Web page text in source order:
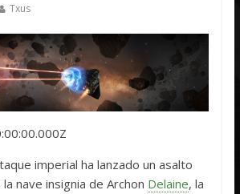
Txus
imperial ha lanzado un asalto
nave insignia de Archon Delaine, la